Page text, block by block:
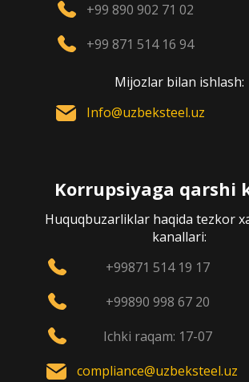
+99 890 902 71 02
+99 871 514 16 94
Mijozlar bilan ishlash:
Info@uzbeksteel.uz
Korrupsiyaga qarshi
Huquqbuzarliklar haqida tezkor
kanallari:
+99871 514 19 17
+99890 998 67 20
Ichki raqam: 17-07
compliance@uzbeksteel.uz